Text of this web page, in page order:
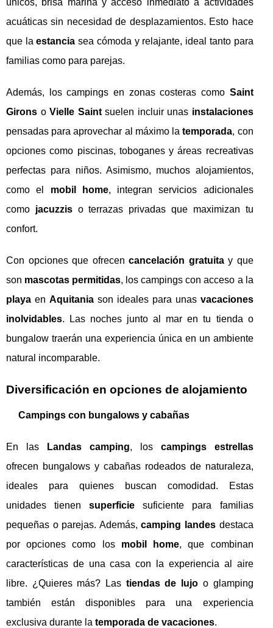
acuáticas sin necesidad de desplazamientos. Esto hace
que laestancia sea cómoda y relajante, ideal tanto para
familias como para parejas.
Además, los campings en zonas costeras como Saint
Girons oVielle Saintsuelen incluir unas instalaciones
pensadas para aprovechar al máximo latemporada, con
opciones como piscinas, toboganes y áreas recreativas
perfectas para niños. Asimismo, muchos alojamientos,
como el mobil home, integran servicios adicionales
como jacuzziso terrazas privadas que maximizan tu
confort.
Con opciones que ofrecencancelación gratuitay que
son mascotas permitidas, los campings con acceso a la
playa en Aquitaniason ideales para unas vacaciones
inolvidables. Las noches junto al mar en tu tienda o
bungalow traerán una experiencia única en un ambiente
natural incomparable.
Diversificación en opciones de alojamiento
Campings con bungalows y cabañas
En las Landas camping, los campings estrellas
ofrecen bungalows y cabañas rodeados de naturaleza,
ideales para quienes buscan comodidad. Estas
unidades tienensuperficie suficiente para familias
pequeñas o parejas. Además,camping landes destaca
por opciones como los mobil home, que combinan
características de una casa con la experiencia al aire
libre. ¿Quieres más? Las tiendas de lujo o glamping
también están disponibles para una experiencia
exclusiva durante la temporada de vacaciones.